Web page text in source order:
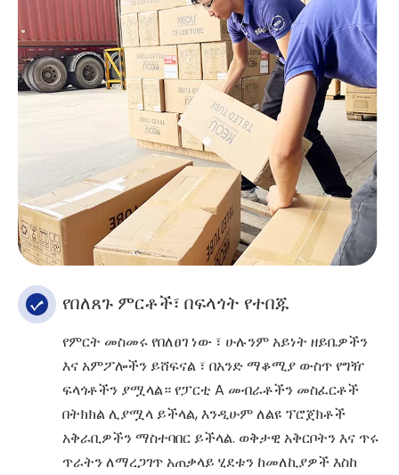
የበለጸጉ ምርቶች፣ በፍላጎት የተበጁ
የምርት መስመሩ የበለፀገ ነው ፣ ሁሉንም አይነት ዘይቤዎችን
እና አምፖሎችን ይሸፍናል ፣ በአንድ ማቆሚያ ውስጥ የግዥ
ፍላጎቶችን ያሟላል። የፓርቲ A መብራቶችን መስፈርቶች
በትክክል ሊያሟላ ይችላል, እንዲሁም ለልዩ ፕሮጀክቶች
አቅራቢዎችን ማስተባበር ይችላል. ወቅታዊ አቅርቦትን እና ጥሩ
ጥራትን ለማረጋገጥ አጠቃላይ ሂደቱን ከመለኪያዎች እስከ